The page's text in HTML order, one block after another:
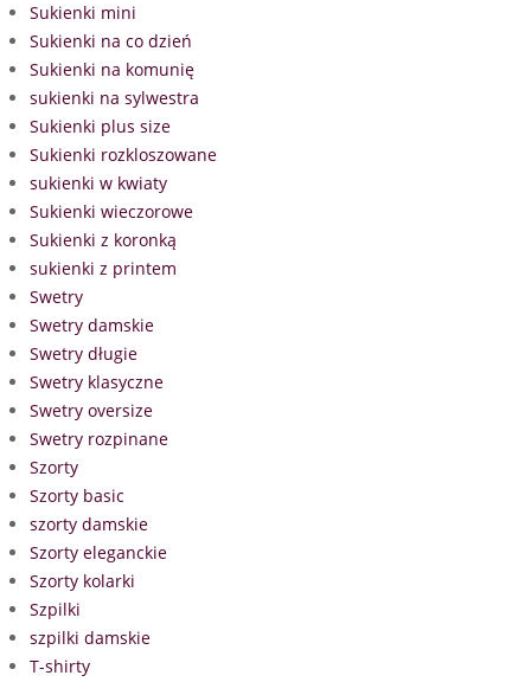
Sukienki mini
Sukienki na co dzień
Sukienki na komunię
sukienki na sylwestra
Sukienki plus size
Sukienki rozkloszowane
sukienki w kwiaty
Sukienki wieczorowe
Sukienki z koronką
sukienki z printem
Swetry
Swetry damskie
Swetry długie
Swetry klasyczne
Swetry oversize
Swetry rozpinane
Szorty
Szorty basic
szorty damskie
Szorty eleganckie
Szorty kolarki
Szpilki
szpilki damskie
T-shirty